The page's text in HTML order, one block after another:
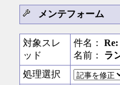
メンテフォーム
対象スレ
ッド
件名：
名前： ラ
処理選択